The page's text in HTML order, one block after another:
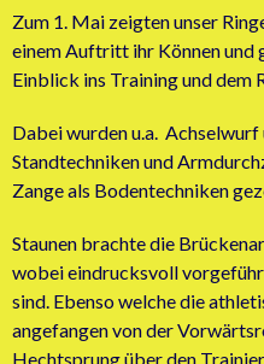
Zum 1. Mai zeigten unser
einem Auftritt ihr Können und
Einblick ins Training und dem
Dabei wurden u.a.
Standtechniken und
Zange als Bodentechniken
Staunen brachte die
wobei eindrucksvoll
sind. Ebenso welche die
angefangen von der
Hechtsprung über den